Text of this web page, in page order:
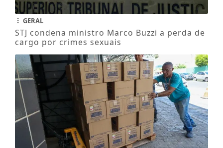
GERAL
STJ condena ministro Marco Buzzi a perda de
cargo por crimes sexuais